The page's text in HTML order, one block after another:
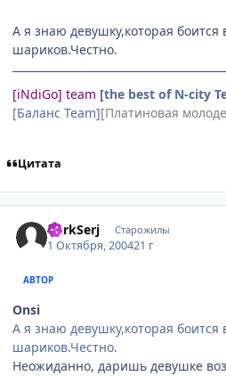
А я знаю девушку,которая
шариков.Честно.
[iNdiGo] team [the best of N-city
[Баланс Team][Платиновая
Цитата
DarkSerj Старожилы
1 Октября, 200421 г
АВТОР
Onsi
А я знаю девушку,которая
шариков.Честно.
Неожиданно, даришь девушке